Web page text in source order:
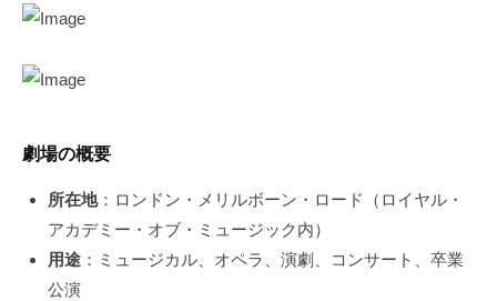
劇場の概要
所在地：ロンドン・メリルボーン・ロード（ロイヤル・
アカデミー・オブ・ミュージック内）
用途：ミュージカル、オペラ、演劇、コンサート、卒業
公演